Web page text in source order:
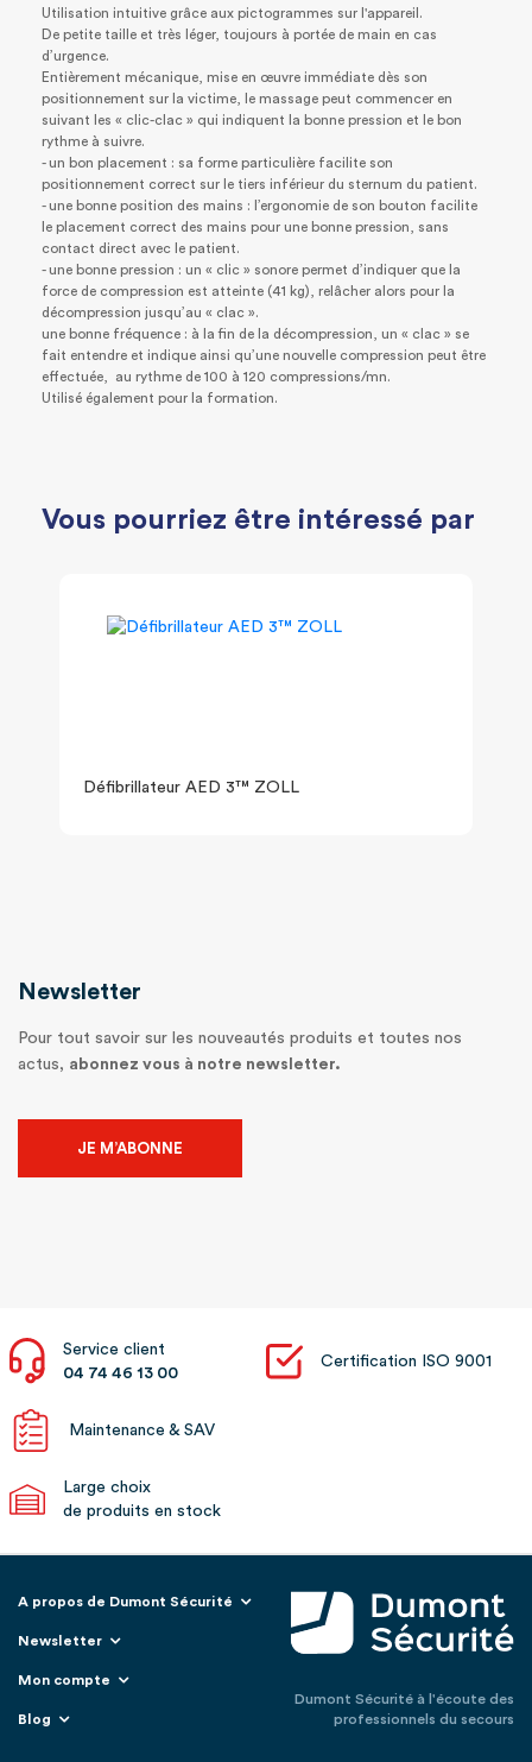
Utilisation intuitive grâce aux pictogrammes sur l'appareil.
De petite taille et très léger, toujours à portée de main en cas
d’urgence.
Entièrement mécanique, mise en œuvre immédiate dès son
positionnement sur la victime, le massage peut commencer en
suivant les « clic-clac » qui indiquent la bonne pression et le bon
rythme à suivre.
- un bon placement : sa forme particulière facilite son
positionnement correct sur le tiers inférieur du sternum du patient.
- une bonne position des mains : l’ergonomie de son bouton facilite
le placement correct des mains pour une bonne pression, sans
contact direct avec le patient.
- une bonne pression : un « clic » sonore permet d’indiquer que la
force de compression est atteinte (41 kg), relâcher alors pour la
décompression jusqu’au « clac ».
une bonne fréquence : à la fin de la décompression, un « clac » se
fait entendre et indique ainsi qu’une nouvelle compression peut être
effectuée, au rythme de 100 à 120 compressions/mn.
Utilisé également pour la formation.
Vous pourriez être intéressé par
Défibrillateur AED 3™ ZOLL
Newsletter
Pour tout savoir sur les nouveautés produits et toutes nos
actus, abonnez vous à notre newsletter.
JE M’ABONNE
Service client
04 74 46 13 00
Certification ISO 9001
Maintenance & SAV
Large choix
de produits en stock
A propos de Dumont Sécurité
Newsletter
Mon compte
Blog
Dumont Sécurité à l'écoute des
professionnels du secours